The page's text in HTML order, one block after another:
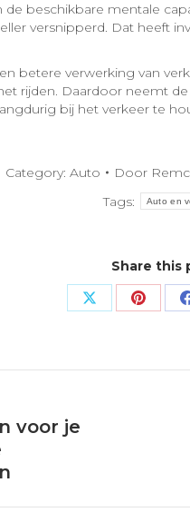
de beschikbare mentale
versnipperd. Dat heeft
betere verwerking van
rijden. Daardoor neemt
bij het verkeer te
Category: Auto Door
Tags:
Auto en
Share this
Share Share
voor je